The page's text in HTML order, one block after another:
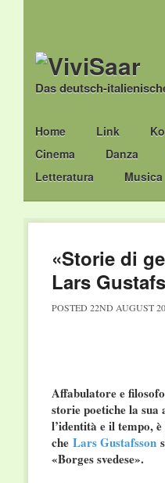
Das deutsch-
Main menu
Skip
to
content
Home Link
Cinema
Danza
Letteratura
Musica
«Storie di
Lars
POSTED 22ND AUGUST
Affabulatore e
storie poetiche la sua
l’identità e il tempo,
che Lars Gustafsson
«Borges svedese».